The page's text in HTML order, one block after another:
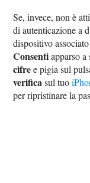
Se, invece, non è
di autenticazione a
dispositivo
Consentiapparso
cifree pigia sul
verificasul tuo
per ripristinare la